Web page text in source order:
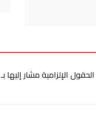
الحقول الإلزامية مشار إليها بـ